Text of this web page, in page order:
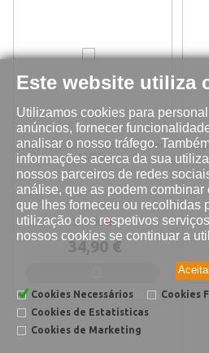
Este website utiliza
Utilizamos cookies para
anúncios, fornecer
analisar o nosso tráfego.
informações acerca da sua
nossos parceiros de redes
análise, que as podem combinar
que lhes forneceu ou recolhidas
utilização dos respetivos
nossos cookies se continuar a
Cookies Necessários
Cookies
Cookies de Estatísticas
Cookies de Marketing
Reparação altifalante Xiaomi Redmi
A2/A2+
Stock:
34,90 €